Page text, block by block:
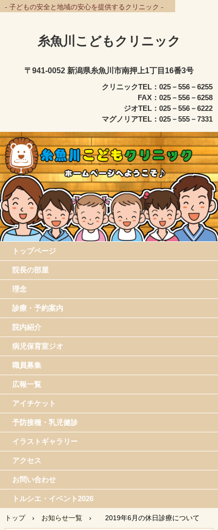
- 子どもの安全と地域の安心を提供するクリニック -
糸魚川こどもクリニック
〒941-0052 新潟県糸魚川市南押上1丁目16番3号
クリニックTEL：025－556－6255
FAX：025－556－6258
ジオTEL：025－556－6222
マグノリアTEL：025－555－7331
トップページ
院長の部屋
理念
診療・予約案内
院内紹介
病児保育室ジオ
職員募集
広報一覧
アイチケット
予防接種・乳児健診
イラストギャラリー
アクセス
お問い合わせ
トルシエ・イベント2026
トップ › お知らせ一覧 › 2019年6月の休日診療について